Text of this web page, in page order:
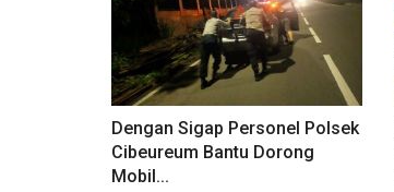
Dengan Sigap Personel Polsek
Cibeureum Bantu Dorong
Mobil...
Pelanggaran